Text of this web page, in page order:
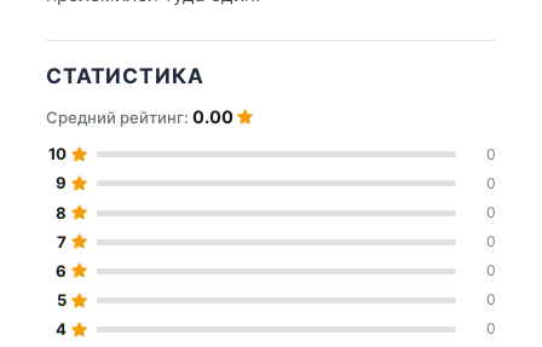
СТАТИСТИКА
Средний рейтинг: 0.00
10 0
9 0
8 0
7 0
6 0
5 0
4 0